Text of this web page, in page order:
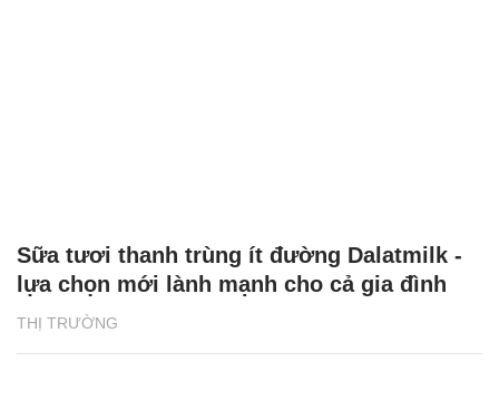
THỊ TRƯỜNG
Sữa tươi thanh trùng ít đường Dalatmilk -
lựa chọn mới lành mạnh cho cả gia đình